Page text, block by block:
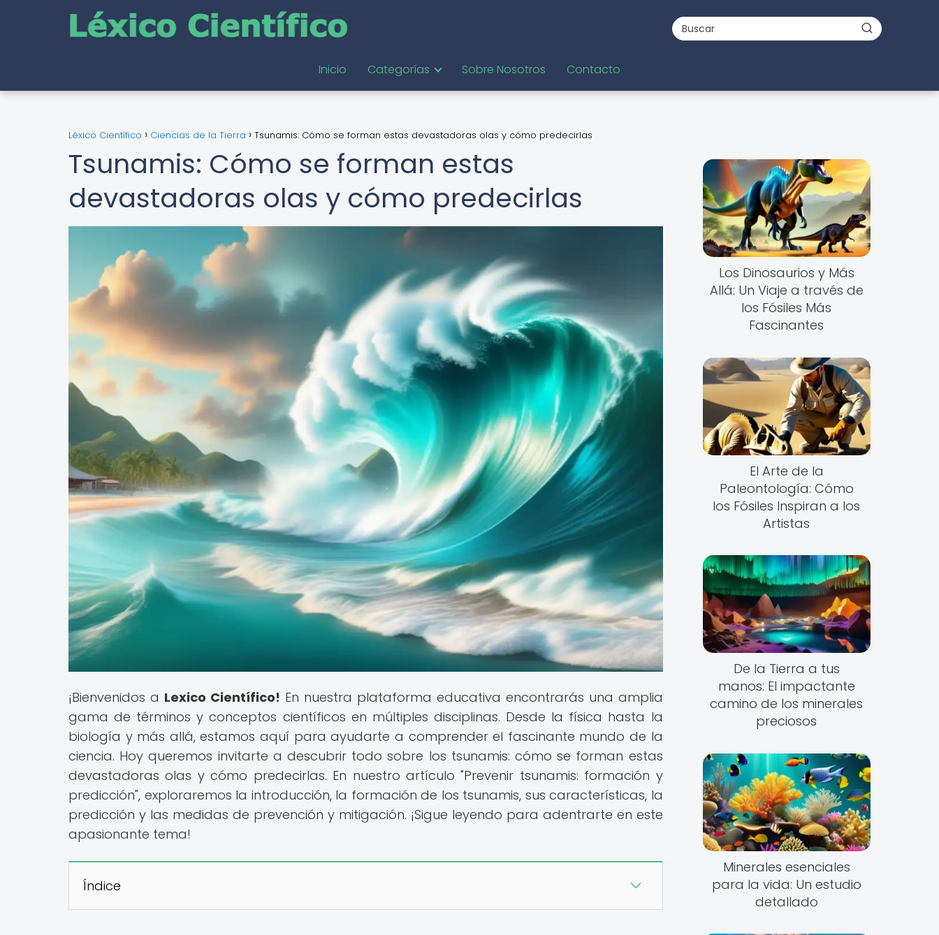
Inicio Categorías Sobre Nosotros Contacto
Léxico Científico Ciencias de la Tierra Tsunamis: Cómo se forman estas devastadoras olas y cómo predecirlas
Tsunamis: Cómo se forman estas
devastadoras olas y cómo predecirlas
¡Bienvenidos a Lexico Científico! En nuestra plataforma educativa encontrarás una amplia
gama de términos y conceptos científicos en múltiples disciplinas. Desde la física hasta la
biología y más allá, estamos aquí para ayudarte a comprender el fascinante mundo de la
ciencia. Hoy queremos invitarte a descubrir todo sobre los tsunamis: cómo se forman estas
devastadoras olas y cómo predecirlas. En nuestro artículo "Prevenir tsunamis: formación y
predicción", exploraremos la introducción, la formación de los tsunamis, sus características, la
predicción y las medidas de prevención y mitigación. ¡Sigue leyendo para adentrarte en este
apasionante tema!
Índice
Los Dinosaurios y Más
Allá: Un Viaje a través de
los Fósiles Más
Fascinantes
El Arte de la
Paleontología: Cómo
los Fósiles Inspiran a los
Artistas
De la Tierra a tus
manos: El impactante
camino de los minerales
preciosos
Minerales esenciales
para la vida: Un estudio
detallado